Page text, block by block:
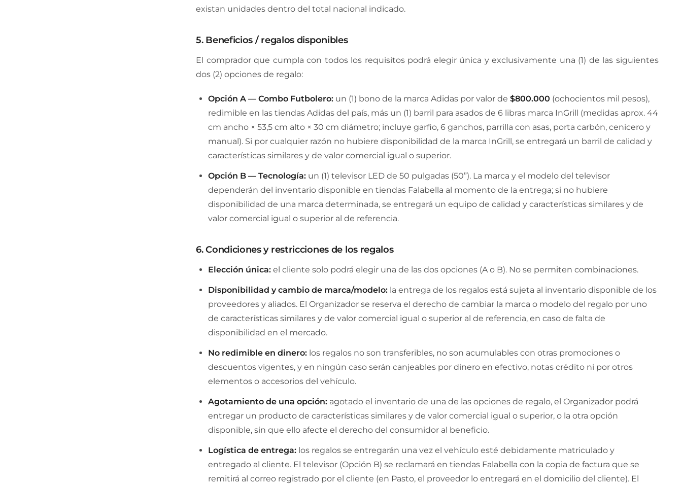
existan unidades dentro del total nacional indicado.
5. Beneficios / regalos disponibles
El comprador que cumpla con todos los requisitos podrá elegir única y exclusivamente una (1) de las siguientes
dos (2) opciones de regalo:
Opción A — Combo Futbolero: un (1) bono de la marca Adidas por valor de $800.000 (ochocientos mil pesos),
redimible en las tiendas Adidas del país, más un (1) barril para asados de 6 libras marca InGrill (medidas aprox. 44
cm ancho × 53,5 cm alto × 30 cm diámetro; incluye garfio, 6 ganchos, parrilla con asas, porta carbón, cenicero y
manual). Si por cualquier razón no hubiere disponibilidad de la marca InGrill, se entregará un barril de calidad y
características similares y de valor comercial igual o superior.
Opción B — Tecnología: un (1) televisor LED de 50 pulgadas (50”). La marca y el modelo del televisor
dependerán del inventario disponible en tiendas Falabella al momento de la entrega; si no hubiere
disponibilidad de una marca determinada, se entregará un equipo de calidad y características similares y de
valor comercial igual o superior al de referencia.
6. Condiciones y restricciones de los regalos
Elección única: el cliente solo podrá elegir una de las dos opciones (A o B). No se permiten combinaciones.
Disponibilidad y cambio de marca/modelo: la entrega de los regalos está sujeta al inventario disponible de los
proveedores y aliados. El Organizador se reserva el derecho de cambiar la marca o modelo del regalo por uno
de características similares y de valor comercial igual o superior al de referencia, en caso de falta de
disponibilidad en el mercado.
No redimible en dinero: los regalos no son transferibles, no son acumulables con otras promociones o
descuentos vigentes, y en ningún caso serán canjeables por dinero en efectivo, notas crédito ni por otros
elementos o accesorios del vehículo.
Agotamiento de una opción: agotado el inventario de una de las opciones de regalo, el Organizador podrá
entregar un producto de características similares y de valor comercial igual o superior, o la otra opción
disponible, sin que ello afecte el derecho del consumidor al beneficio.
Logística de entrega: los regalos se entregarán una vez el vehículo esté debidamente matriculado y
entregado al cliente. El televisor (Opción B) se reclamará en tiendas Falabella con la copia de factura que se
remitirá al correo registrado por el cliente (en Pasto, el proveedor lo entregará en el domicilio del cliente). El